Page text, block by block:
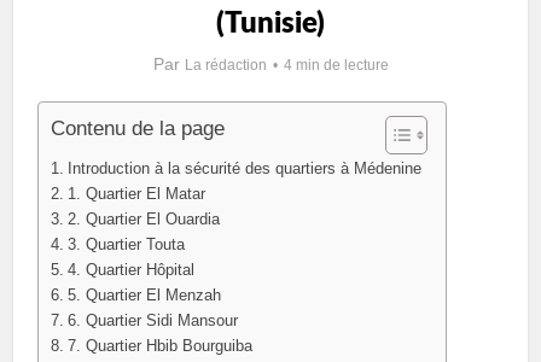
(Tunisie)
Par La rédaction 4 min de lecture
Contenu de la page
Introduction à la sécurité des quartiers à Médenine
1. Quartier El Matar
2. Quartier El Ouardia
3. Quartier Touta
4. Quartier Hôpital
5. Quartier El Menzah
6. Quartier Sidi Mansour
7. Quartier Hbib Bourguiba